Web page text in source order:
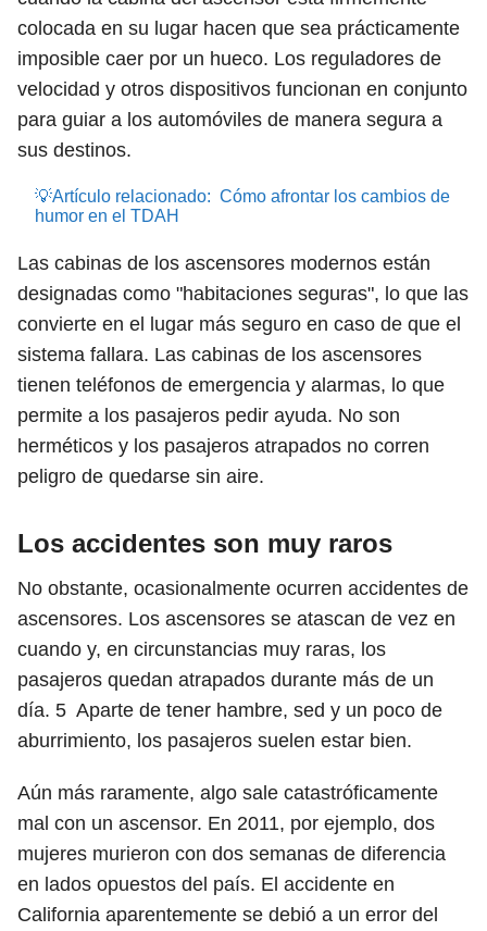
colocada en su lugar hacen que sea prácticamente
imposible caer por un hueco. Los reguladores de
velocidad y otros dispositivos funcionan en conjunto
para guiar a los automóviles de manera segura a
sus destinos.
💡Artículo relacionado: Cómo afrontar los cambios de
humor en el TDAH
Las cabinas de los ascensores modernos están
designadas como "habitaciones seguras", lo que las
convierte en el lugar más seguro en caso de que el
sistema fallara. Las cabinas de los ascensores
tienen teléfonos de emergencia y alarmas, lo que
permite a los pasajeros pedir ayuda. No son
herméticos y los pasajeros atrapados no corren
peligro de quedarse sin aire.
Los accidentes son muy raros
No obstante, ocasionalmente ocurren accidentes de
ascensores. Los ascensores se atascan de vez en
cuando y, en circunstancias muy raras, los
pasajeros quedan atrapados durante más de un
día. 5 Aparte de tener hambre, sed y un poco de
aburrimiento, los pasajeros suelen estar bien.
Aún más raramente, algo sale catastróficamente
mal con un ascensor. En 2011, por ejemplo, dos
mujeres murieron con dos semanas de diferencia
en lados opuestos del país. El accidente en
California aparentemente se debió a un error del